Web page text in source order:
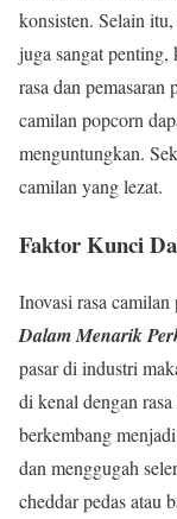
konsisten. Selain
juga sangat
rasa dan
camilan popcorn
menguntungkan.
camilan yang lezat.
Faktor Kunci
Inovasi rasa
Dalam Menarik
pasar di industri
di kenal dengan
berkembang
dan menggugah
cheddar pedas atau